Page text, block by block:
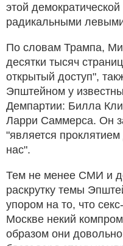
этой
радикальными
По словам Трампа,
десятки тысяч
открытый доступ",
Эпштейном у
Демпартии: Билла
Ларри Саммерса. Он
"является
нас".
Тем не менее СМИ и
раскрутку темы
упором на то, что
Москве некий
образом они